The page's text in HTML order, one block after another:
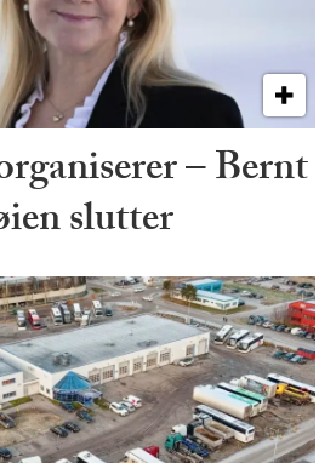
– Bernt
slutter